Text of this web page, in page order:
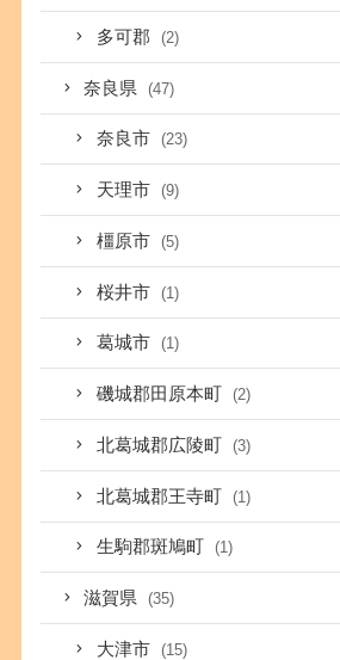
多可郡 (2)
奈良県 (47)
奈良市 (23)
天理市 (9)
橿原市 (5)
桜井市 (1)
葛城市 (1)
磯城郡田原本町 (2)
北葛城郡広陵町 (3)
北葛城郡王寺町 (1)
生駒郡斑鳩町 (1)
滋賀県 (35)
大津市 (15)